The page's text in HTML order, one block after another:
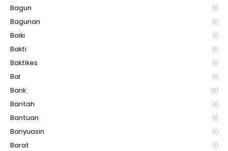
Bagun (1)
Bagunan (1)
Baiki (1)
Bakti (1)
Baktikes (1)
Bal (1)
Bank (2)
Bantah (1)
Bantuan (1)
Banyuasin (1)
Barat (1)